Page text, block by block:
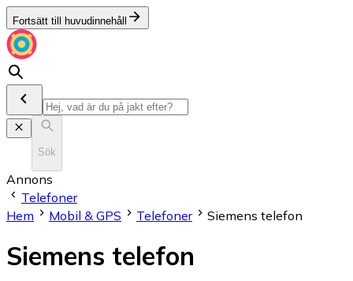
Fortsätt till huvudinnehåll
Sök
Annons
Telefoner
Hem
Mobil & GPS Telefoner Siemens telefon
Siemens telefon